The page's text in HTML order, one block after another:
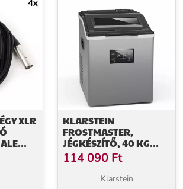
XLR
KLARSTEIN
FROSTMASTER,
JÉGKÉSZÍTŐ, 40 KG
JÉGKOCKA NAPONTA,
ROZSDAMENTES ACÉL
BORÍTÓ, LED KIJELZŐ,
114 090 Ft
Klarstein